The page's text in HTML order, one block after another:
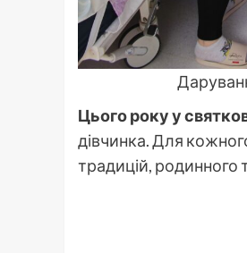
Цього року у
дівчинка. Для
традицій, родинного